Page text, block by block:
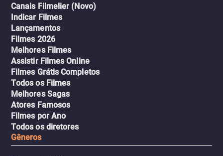
Canais Filmelier (Novo)
Indicar Filmes
Lançamentos
Filmes 2026
Melhores Filmes
Assistir Filmes Online
Filmes Grátis Completos
Todos os Filmes
Melhores Sagas
Atores Famosos
Filmes por Ano
Todos os diretores
Gêneros